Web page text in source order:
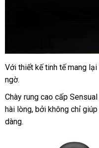
Với thiết kế tinh tế mang
ngờ.
Chày rung cao cấp
hài lòngonline
, nơi
bởi không chỉ
dàng.